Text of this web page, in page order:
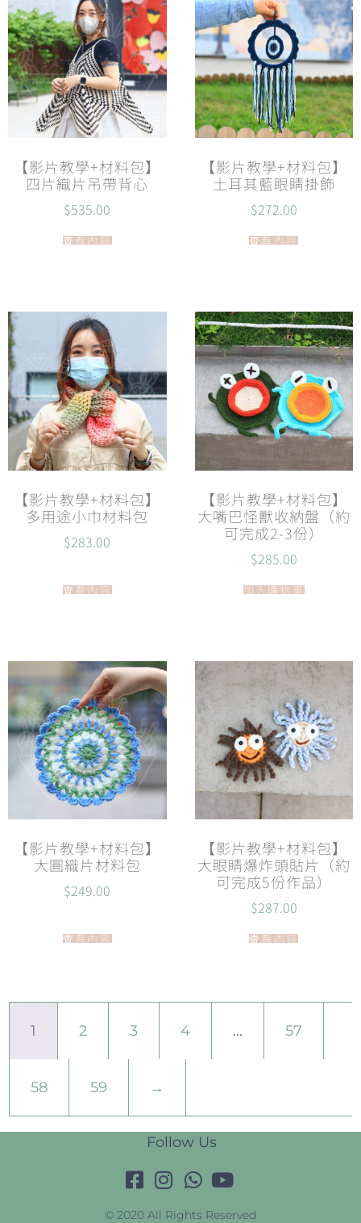
【影片教學+材料包】
四片織片吊帶背心
$535.00
查看內容
【影片教學+材料包】
土耳其藍眼睛掛飾
$272.00
查看內容
【影片教學+材料包】
多用途小巾材料包
$283.00
查看內容
【影片教學+材料包】
大嘴巴怪獸收納盤（約
可完成2-3份）
$285.00
加入購物車
【影片教學+材料包】
大圓織片材料包
$249.00
查看內容
【影片教學+材料包】
大眼睛爆炸頭貼片（約
可完成5份作品）
$287.00
查看內容
1 2 3 4 ... 57
58 59 →
Follow Us
© 2020 All Rights Reserved